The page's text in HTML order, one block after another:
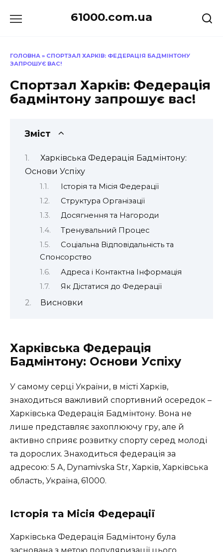
до
61000.com.ua
ГОЛОВНА » СПОРТЗАЛ ХАРКІВ: ФЕДЕРАЦІЯ БАДМІНТОНУ
ЗАПРОШУЄ ВАС!
Спортзал Харків: Федерація
бадмінтону запрошує вас!
Зміст
Харківська Федерація Бадмінтону:
Основи Успіху
Історія та Місія Федерації
Структура Організації
Досягнення та Нагороди
Тренувальний Процес
Соціальна Відповідальність та
Спонсорство
Адреса і Контактна Інформація
Як Дістатися до Федерації
Висновки
Харківська Федерація
Бадмінтону: Основи Успіху
У самому серці України, в місті Харків,
знаходиться важливий спортивний осередок –
Харківська Федерація Бадмінтону. Вона не
лише представляє захоплюючу гру, але й
активно сприяє розвитку спорту серед молоді
та дорослих. Знаходиться федерація за
адресою: 5 A, Dynamivska Str, Харків, Харківська
область, Україна, 61000.
Історія та Місія Федерації
Харківська Федерація Бадмінтону була
заснована з метою популяризації цього